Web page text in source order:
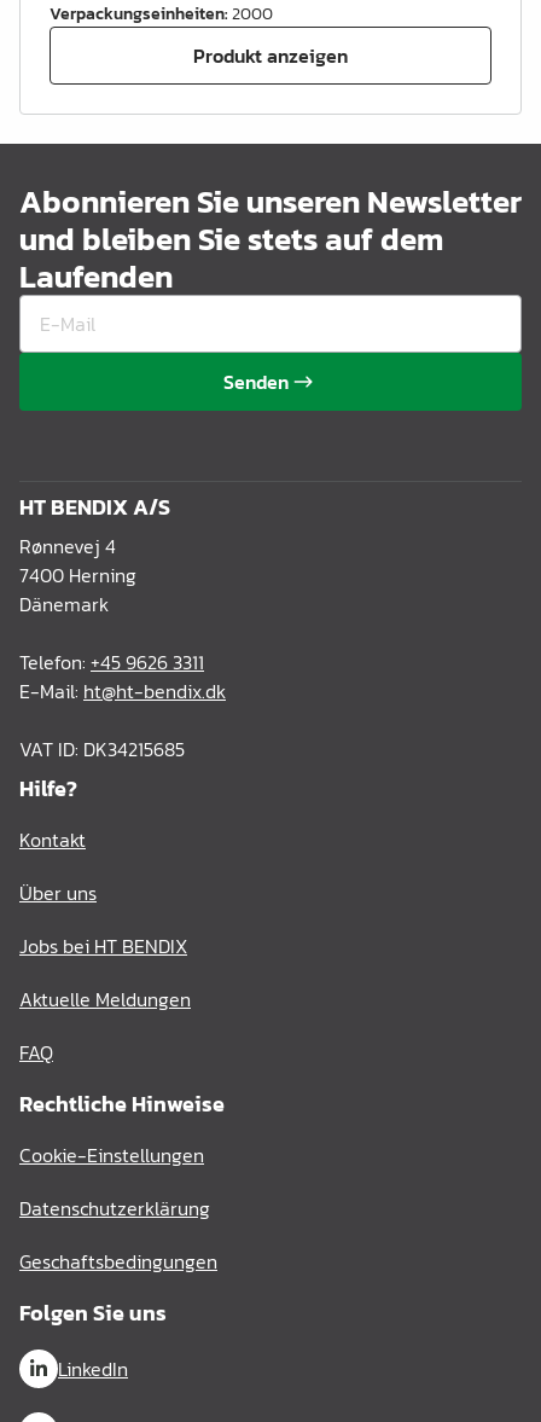
Verpackungseinheiten:2000
Produkt anzeigen
Abonnieren Sie unseren Newsletter
und bleiben Sie stets auf dem
Laufenden
Senden
HT BENDIX A/S
Rønnevej 4
7400 Herning
Dänemark
Telefon: +45 9626 3311
E-Mail: ht@ht-bendix.dk
VAT ID: DK34215685
Hilfe?
Kontakt
Über uns
Jobs bei HT BENDIX
Aktuelle Meldungen
FAQ
Rechtliche Hinweise
Cookie-Einstellungen
Datenschutzerklärung
Geschaftsbedingungen
Folgen Sie uns
LinkedIn